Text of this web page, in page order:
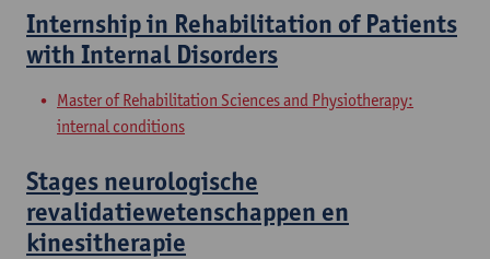
Internship in Rehabilitation of Patients
with Internal Disorders
Master of Rehabilitation Sciences and Physiotherapy:
internal conditions
Stages neurologische
revalidatiewetenschappen en
kinesitherapie